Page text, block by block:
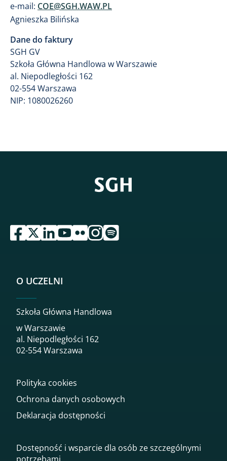
e-mail: COE@SGH.WAW.PL
Agnieszka Bilińska
Dane do faktury
SGH GV
Szkoła Główna Handlowa w Warszawie
al. Niepodległości 162
02-554 Warszawa
NIP: 1080026260
przejdź do serwisu facebook sgh
przejdź do serwisu twitter sgh
przejdź do serwisu linkedin sgh
przejdź do serwisu youtube sgh
przejdź do serwisu flickr sgh
przejdź do serwisu instagram sgh
przejdź do serwisu spotify sgh
O UCZELNI
Szkoła Główna Handlowa
w Warszawie
al. Niepodległości 162
02-554 Warszawa
Polityka cookies
Ochrona danych osobowych
Deklaracja dostępności
Dostępność i wsparcie dla osób ze szczególnymi